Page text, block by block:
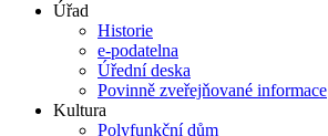
Úřad
Historie
e-podatelna
Úřední deska
Povinně zveřejňované informace
Kultura
Polyfunkční dům